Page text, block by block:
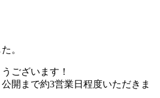
。
ございます！
開まで約3営業日程度いただきま